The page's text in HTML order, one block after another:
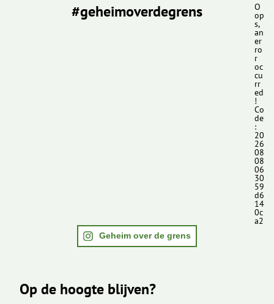
#geheimoverdegrens O
op
s,
an
er
ro
r
oc
cu
rr
ed
!
Co
de
:
20
26
08
08
06
30
59
d6
14
0c
a2
Geheim over de grens
Op de hoogte blijven?